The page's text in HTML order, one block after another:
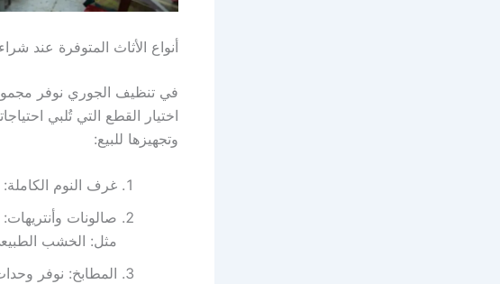
أنواع الأثاث المتوفرة عند
في تنظيف الجوري نوفر
اختيار القطع التي تُلبي
وتجهيزها للبيع:
غرف النوم
صالونات
مثل: الخشب
المطابخ: نوفر